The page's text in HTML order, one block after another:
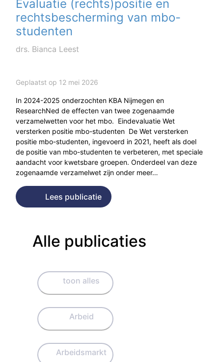
Evaluatie (rechts)positie en
rechtsbescherming van mbo-
studenten
drs. Bianca Leest
Geplaatst op 12 mei 2026
In 2024-2025 onderzochten KBA Nijmegen en
ResearchNed de effecten van twee zogenaamde
verzamelwetten voor het mbo. Eindevaluatie Wet
versterken positie mbo-studenten De Wet versterken
positie mbo-studenten, ingevoerd in 2021, heeft als doel
de positie van mbo-studenten te verbeteren, met speciale
aandacht voor kwetsbare groepen. Onderdeel van deze
zogenaamde verzamelwet zijn onder meer…
Lees publicatie
Alle publicaties
toon alles
Arbeid
Arbeidsmarkt